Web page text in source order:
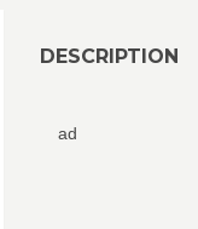
DESCRIPTION
ad